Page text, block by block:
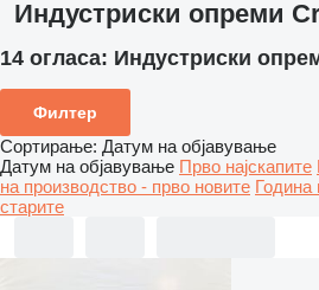
Индустриски опреми
14 огласа: Индустриски
Филтер
Сортирање: Датум на објавување
Датум на објавување Прво најскапите
на производство - прво новите Година
старите